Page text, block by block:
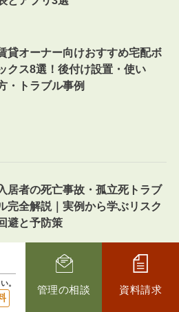
貸オーナー向けおすすめ宅配ボ
クス8選！後付け設置・使い
・トラブル事例
居者の死亡事故・孤立死トラブ
完全解説｜実例から学ぶリスク
避と予防策
夏場に急増する「入居者間トラブ
」事例と対策・解決手法
。
管理の相談 資料請求